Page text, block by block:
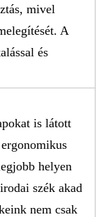
mivel
A
és
is látott
helyen
szék akad
nem csak